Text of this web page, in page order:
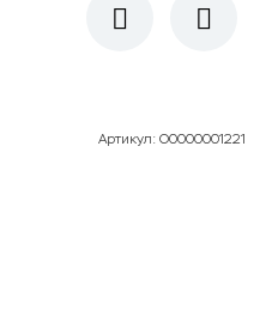
Артикул: О0000001221